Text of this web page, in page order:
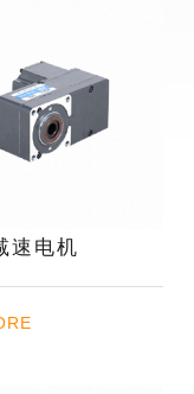
速电机